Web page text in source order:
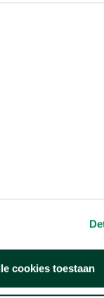
cookies toestaan